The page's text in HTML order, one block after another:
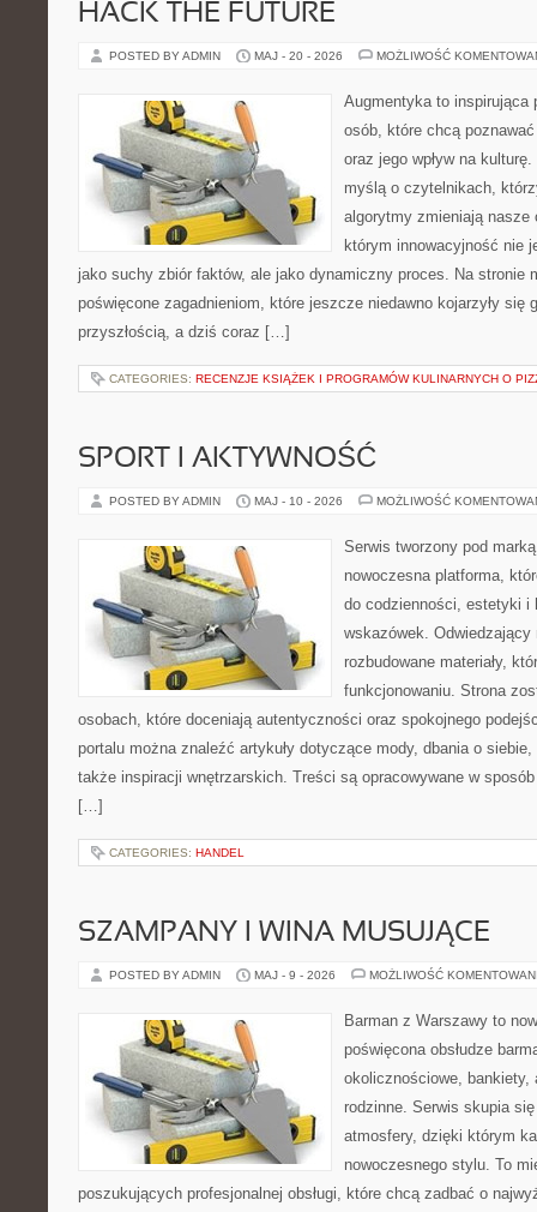
HACK THE FUTURE
POSTED BY ADMIN MAJ - 20 - 2026 MOŻLIWOŚĆ
Augmentyka to inspirująca
osób, które chcą
oraz jego wpływ na
myślą o czytelnikach,
algorytmy zmieniają nasze
którym innowacyjność nie
jako suchy zbiór faktów, ale jako dynamiczny proces. Na stronie
poświęcone zagadnieniom, które jeszcze niedawno kojarzyły się
przyszłością, a dziś coraz […]
CATEGORIES: RECENZJE KSIĄŻEK I PROGRAMÓW KULINARNYCH O
SPORT I AKTYWNOŚĆ
POSTED BY ADMIN MAJ - 10 - 2026 MOŻLIWOŚĆ
Serwis tworzony pod
nowoczesna platforma,
do codzienności, estetyki i
wskazówek.
rozbudowane materiały,
funkcjonowaniu. Strona
osobach, które doceniają autentyczności oraz spokojnego
portalu można znaleźć artykuły dotyczące mody, dbania o
także inspiracji wnętrzarskich. Treści są opracowywane w
[…]
CATEGORIES: HANDEL
SZAMPANY I WINA MUSUJĄCE
POSTED BY ADMIN MAJ - 9 - 2026 MOŻLIWOŚĆ
Barman z Warszawy to
poświęcona obsłudze
okolicznościowe,
rodzinne. Serwis skupia
atmosfery, dzięki którym
nowoczesnego stylu. To
poszukujących profesjonalnej obsługi, które chcą zadbać o